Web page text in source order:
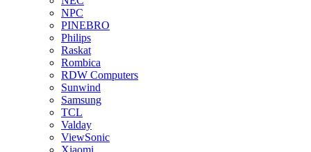
NPC
PINEBRO
Philips
Raskat
Rombica
RDW Computers
Sunwind
Samsung
TCL
Valday
ViewSonic